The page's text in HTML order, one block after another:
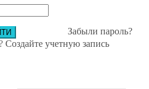
Забыли пароль?
Создайте учетную запись